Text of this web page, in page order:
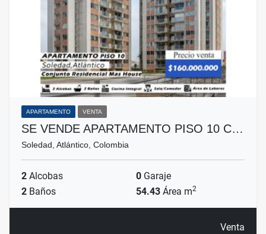
APARTAMENTO VENTA
SE VENDE APARTAMENTO PISO 10 C…
Soledad, Atlántico, Colombia
2 Alcobas 0 Garaje
2 Baños 54.43 Área m2
Venta